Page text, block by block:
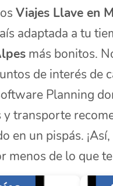
Viajes Llave en
adaptada a tu
más bonitos.
de interés de
Planning
transporte
en un pispás.
menos de lo que